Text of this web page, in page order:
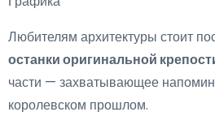
Любителям архитектуры стоит
останки оригинальной
части — захватывающее
королевском прошлом.